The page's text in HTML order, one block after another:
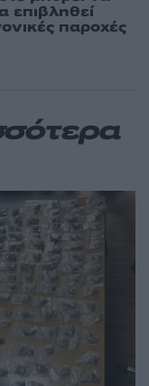
επιβληθεί
παροχές